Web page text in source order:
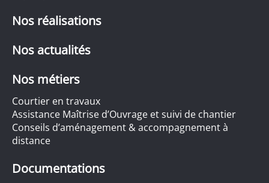
Nos réalisations
Nos actualités
Nos métiers
Courtier en travaux
Assistance Maîtrise d’Ouvrage et suivi de chantier
Conseils d’aménagement & accompagnement à
distance
Documentations